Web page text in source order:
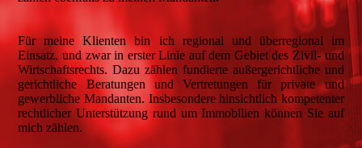
Für meine Klienten bin ich regional und überregional im
Einsatz, und zwar in erster Linie auf dem Gebiet des Zivil- und
Wirtschaftsrechts. Dazu zählen fundierte außergerichtliche und
gerichtliche Beratungen und Vertretungen für private und
gewerbliche Mandanten. Insbesondere hinsichtlich kompetenter
rechtlicher Unterstützung rund um Immobilien können Sie auf
mich zählen.